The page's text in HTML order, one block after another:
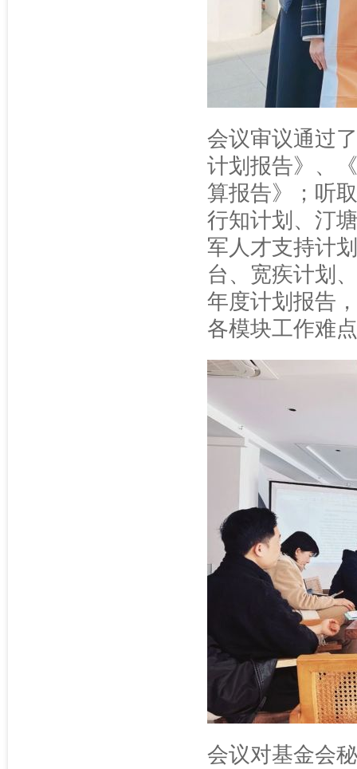
会议审议通过
计划报告》、
算报告》；听
行知计划、汀
军人才支持计
台、宽疾计划
年度计划报告
各模块工作难
会议对基金会